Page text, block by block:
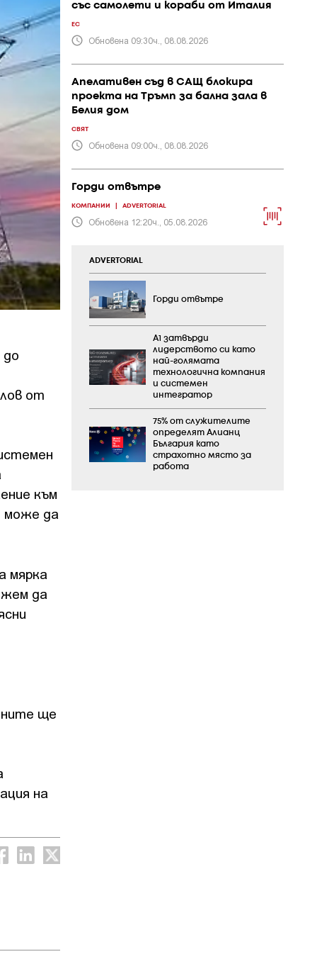
до
от
към
може да
мярка
да
ще
на
със самолети и кораби от Италия
ЕС
Обновена 09:30ч., 08.08.2026
Апелативен съд в САЩ блокира
проекта на Тръмп за бална зала в
Белия дом
СВЯТ
Обновена 09:00ч., 08.08.2026
Горди отвътре
КОМПАНИИ ADVERTORIAL
Обновена 12:20ч., 05.08.2026
ADVERTORIAL
Горди отвътре
А1 затвърди
лидерството си като
най-голямата
технологична компания
и системен
интегратор
75% от служителите
определят Алианц
България като
страхотно място за
работа